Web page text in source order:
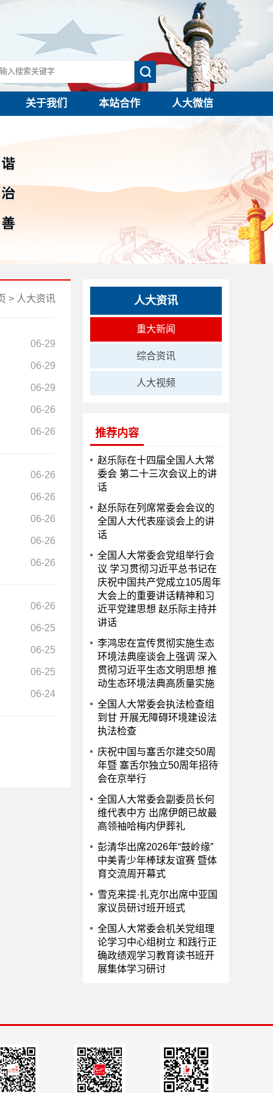
关于我们 本站合作 人大微信
> 人大资讯
06-29
06-29
06-29
06-26
06-26
06-26
06-26
06-26
06-26
06-26
06-26
06-25
06-25
06-25
06-24
人大资讯
重大新闻
综合资讯
人大视频
推荐内容
赵乐际在十四届全国人大常
委会 第二十三次会议上的讲
话
赵乐际在列席常委会会议的
全国人大代表座谈会上的讲
话
全国人大常委会党组举行会
议 学习贯彻习近平总书记在
庆祝中国共产党成立105周年
大会上的重要讲话精神和习
近平党建思想 赵乐际主持并
讲话
李鸿忠在宣传贯彻实施生态
环境法典座谈会上强调 深入
贯彻习近平生态文明思想 推
动生态环境法典高质量实施
全国人大常委会执法检查组
到甘 开展无障碍环境建设法
执法检查
庆祝中国与塞舌尔建交50周
年暨 塞舌尔独立50周年招待
会在京举行
全国人大常委会副委员长何
维代表中方 出席伊朗已故最
高领袖哈梅内伊葬礼
彭清华出席2026年“鼓岭缘”
中美青少年棒球友谊赛 暨体
育交流周开幕式
雪克来提·扎克尔出席中亚国
家议员研讨班开班式
全国人大常委会机关党组理
论学习中心组树立 和践行正
确政绩观学习教育读书班开
展集体学习研讨